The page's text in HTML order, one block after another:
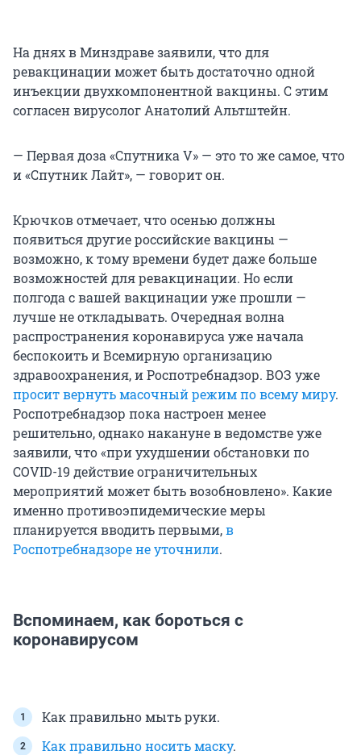
На днях в Минздраве заявили, что для
ревакцинации может быть достаточно одной
инъекции двухкомпонентной вакцины. С этим
согласен вирусолог Анатолий Альтштейн.
— Первая доза «Спутника V» — это то же самое, что
и «Спутник Лайт», — говорит он.
Крючков отмечает, что осенью должны
появиться другие российские вакцины —
возможно, к тому времени будет даже больше
возможностей для ревакцинации. Но если
полгода с вашей вакцинации уже прошли —
лучше не откладывать. Очередная волна
распространения коронавируса уже начала
беспокоить и Всемирную организацию
здравоохранения, и Роспотребнадзор. ВОЗ уже
просит вернуть масочный режим по всему миру.
Роспотребнадзор пока настроен менее
решительно, однако накануне в ведомстве уже
заявили, что «при ухудшении обстановки по
COVID-19 действие ограничительных
мероприятий может быть возобновлено». Какие
именно противоэпидемические меры
планируется вводить первыми,в
Роспотребнадзоре не уточнили.
Вспоминаем, как бороться с
коронавирусом
Как правильно мыть руки.
Как правильно носить маску.